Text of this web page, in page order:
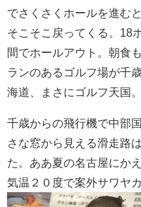
でさくさくホールを進む
そこそこ戻ってくる。18
間でホールアウト。朝食
ランのあるゴルフ場が千
海道、まさにゴルフ天国。
千歳からの飛行機で中部
さな窓から見える滑走路
た。ああ夏の名古屋にか
気温２０度で案外サワヤ